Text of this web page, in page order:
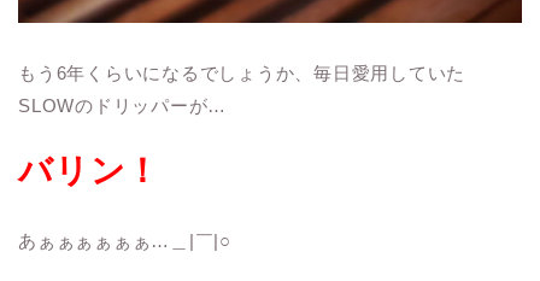
もう6年くらいになるでしょうか、毎日愛用していた
SLOWのドリッパーが…
バリン！
あぁぁぁぁぁぁ…＿|￣|○